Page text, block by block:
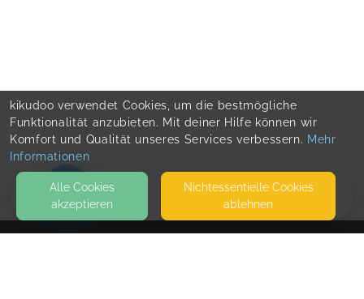
HOME
kikudoo verwendet Cookies, um die bestmögliche
Funktionalität anzubieten. Mit deiner Hilfe können wir
Komfort und Qualität unseres Services verbessern. Mehr
Informationen
Alle Cookies
akzeptieren
Nicht­essentielle Cookies
ablehnen